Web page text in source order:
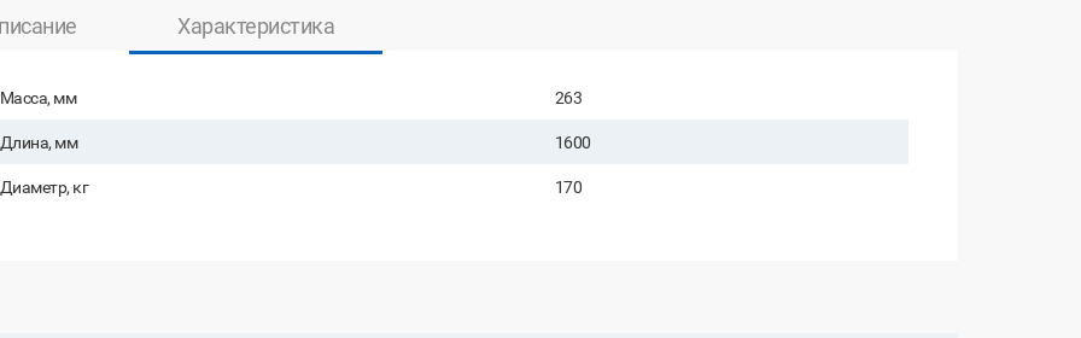
Характеристика
Масса, мм 263
Длина, мм 1600
Диаметр, кг 170